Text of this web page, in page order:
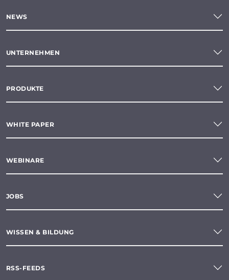
NEWS
UNTERNEHMEN
PRODUKTE
WHITE PAPER
WEBINARE
JOBS
WISSEN & BILDUNG
RSS-FEEDS